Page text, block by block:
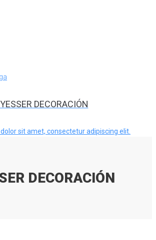
YESSER DECORACIÓN
dolor sit amet, consectetur adipiscing elit.
DECORACIÓN